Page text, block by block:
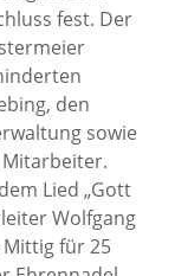
fest. Der
den
sowie
Lied „Gott
Wolfgang
für 25